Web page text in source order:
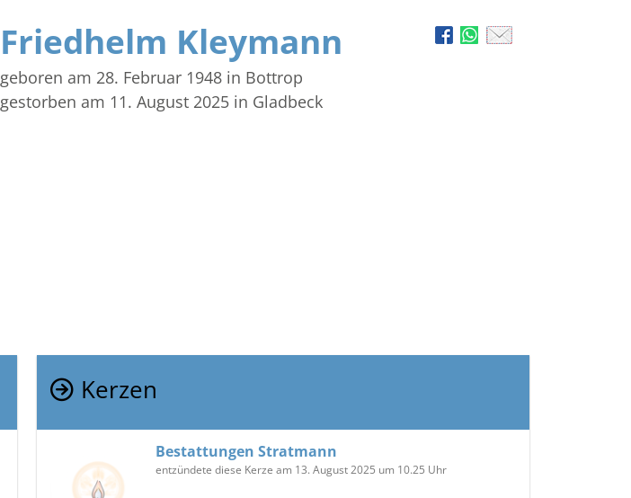
Friedhelm Kleymann
geboren am 28. Februar 1948 in Bottrop
gestorben am 11. August 2025 in Gladbeck
Kerzen
Bestattungen Stratmann
entzündete diese Kerze am 13. August 2025 um 10.25 Uhr